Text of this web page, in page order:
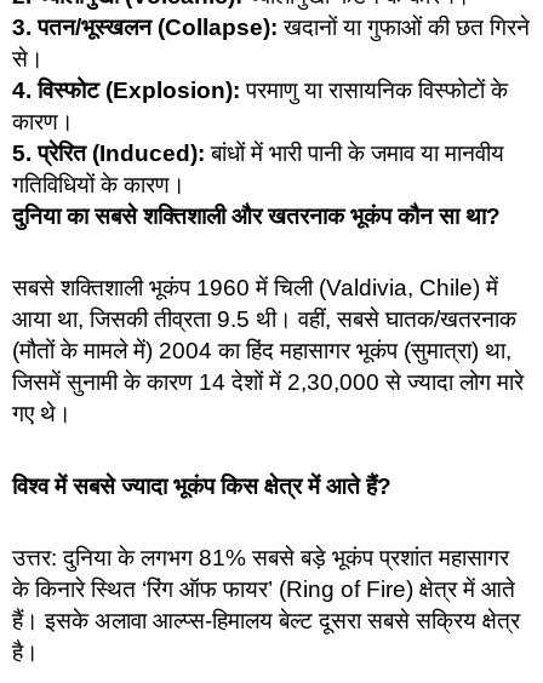
3. पतन/भूस्खलन (Collapse): खदानों या गुफाओं की छत गिरने
से।
4. विस्फोट (Explosion): परमाणु या रासायनिक विस्फोटों के
कारण।
5. प्रेरित (Induced): बांधों में भारी पानी के जमाव या मानवीय
गतिविधियों के कारण।
दुनिया का सबसे शक्तिशाली और खतरनाक भूकंप कौन सा था?
सबसे शक्तिशाली भूकंप 1960 में चिली (Valdivia, Chile) में
आया था, जिसकी तीव्रता 9.5 थी। वहीं, सबसे घातक/खतरनाक
(मौतों के मामले में) 2004 का हिंद महासागर भूकंप (सुमात्रा) था,
जिसमें सुनामी के कारण 14 देशों में 2,30,000 से ज्यादा लोग मारे
गए थे।
विश्व में सबसे ज्यादा भूकंप किस क्षेत्र में आते हैं?
उत्तर: दुनिया के लगभग 81% सबसे बड़े भूकंप प्रशांत महासागर
के किनारे स्थित ‘रिंग ऑफ फायर’ (Ring of Fire) क्षेत्र में आते
हैं। इसके अलावा आल्प्स-हिमालय बेल्ट दूसरा सबसे सक्रिय क्षेत्र
है।